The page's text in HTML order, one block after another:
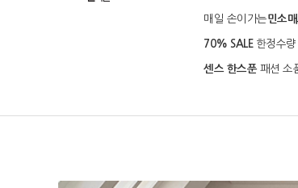
매일 손이가는민소
70% SALE 한정수량
센스 한스푼패션 소